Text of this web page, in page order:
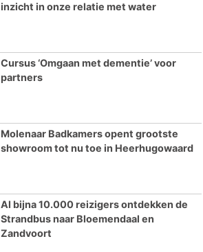
inzicht in onze relatie met water
Cursus ‘Omgaan met dementie’ voor
partners
Molenaar Badkamers opent grootste
showroom tot nu toe in Heerhugowaard
Al bijna 10.000 reizigers ontdekken de
Strandbus naar Bloemendaal en
Zandvoort